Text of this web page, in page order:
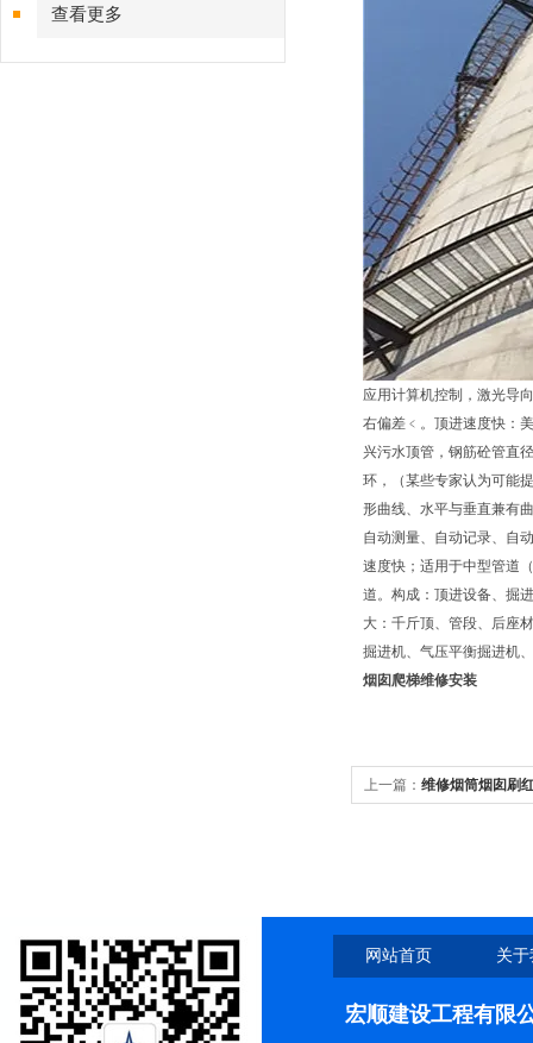
查看更多
应用计算机控制，激光导
右偏差﹤。顶进速度快：
兴污水顶管，钢筋砼管直
环，（某些专家认为可能
形曲线、水平与垂直兼有
自动测量、自动记录、自
速度快；适用于中型管道
道。构成：顶进设备、掘
大：千斤顶、管段、后座
掘进机、气压平衡掘进机
烟囱爬梯维修安装
上一篇： 维修烟筒烟囱刷
网站首页 关
宏顺建设工程有限